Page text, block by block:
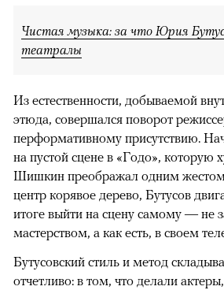
Чистая музыка: за что Юрия
театралы
Из естественности, добываемой
этюда, совершался поворот
перформативному присутствию.
на пустой сцене в «Годо», которую
Шишкин преображал одним
центр корявое дерево, Бутусов
итоге выйти на сцену самому — не
мастерством, а как есть, в своем
Бутусовский стиль и метод
отчетливо: в том, что делали